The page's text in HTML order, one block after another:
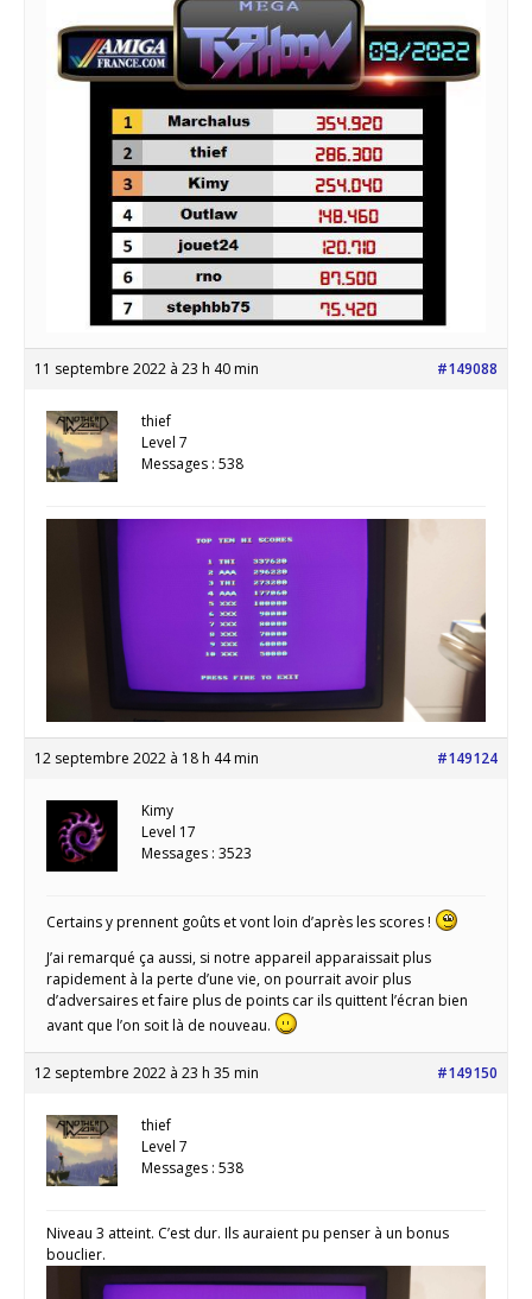
11 septembre 2022 à 23 h 40 min #149088
thief
Level 7
Messages : 538
12 septembre 2022 à 18 h 44 min #149124
Kimy
Level 17
Messages : 3523
Certains y prennent goûts et vont loin d’après les scores !
J’ai remarqué ça aussi, si notre appareil apparaissait plus
rapidement à la perte d’une vie, on pourrait avoir plus
d’adversaires et faire plus de points car ils quittent l’écran bien
avant que l’on soit là de nouveau.
12 septembre 2022 à 23 h 35 min #149150
thief
Level 7
Messages : 538
Niveau 3 atteint. C’est dur. Ils auraient pu penser à un bonus
bouclier.